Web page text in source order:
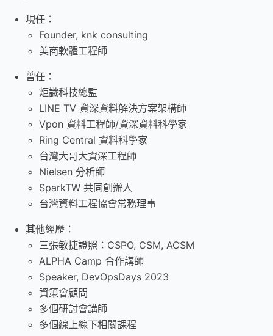
現任：
Founder, knk consulting
美商軟體工程師
曾任：
炬識科技總監
LINE TV 資深資料解決方案架構師
Vpon 資料工程師/資深資料科學家
Ring Central 資料科學家
台灣大哥大資深工程師
Nielsen 分析師
SparkTW 共同創辦人
台灣資料工程協會常務理事
其他經歷：
三張敏捷證照：CSPO, CSM, ACSM
ALPHA Camp 合作講師
Speaker, DevOpsDays 2023
資策會顧問
多個研討會講師
多個線上線下相關課程